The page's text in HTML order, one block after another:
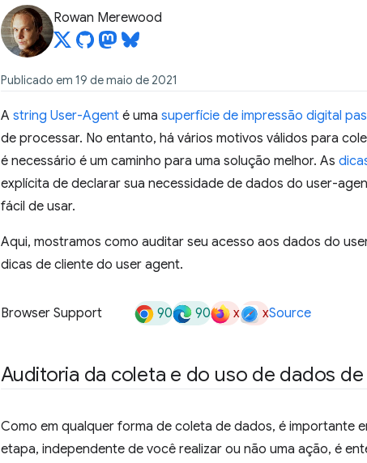
Rowan Merewood
Publicado em 19 de maio de 2021
A string User-Agent é uma superfície de impressão digital
de processar. No entanto, há vários motivos válidos para
é necessário é um caminho para uma solução melhor. As
explícita de declarar sua necessidade de dados do user-
fácil de usar.
Aqui, mostramos como auditar seu acesso aos dados do
dicas de cliente do user agent.
Browser Support 90 90 x xSource
Auditoria da coleta e do uso de dados
Como em qualquer forma de coleta de dados, é importante
etapa, independente de você realizar ou não uma ação, é